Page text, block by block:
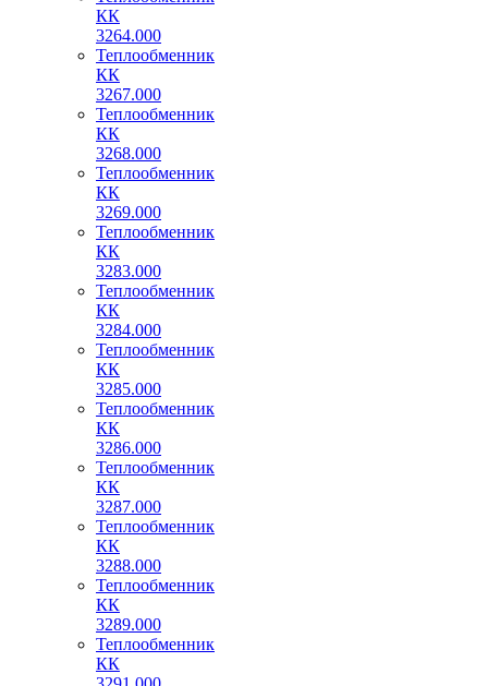
КК
3264.000
Теплообменник
КК
3267.000
Теплообменник
КК
3268.000
Теплообменник
КК
3269.000
Теплообменник
КК
3283.000
Теплообменник
КК
3284.000
Теплообменник
КК
3285.000
Теплообменник
КК
3286.000
Теплообменник
КК
3287.000
Теплообменник
КК
3288.000
Теплообменник
КК
3289.000
Теплообменник
КК